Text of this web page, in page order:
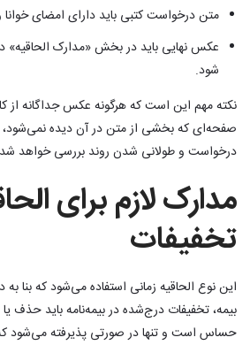
متن درخواست کتبی باید دارای امضای خوانا
عکس نهایی باید در بخش «مدارک الحاقیه»
شود.
نکته مهم این است که هرگونه عکس جداگانه از
صفحه‌ای که بخشی از متن در آن دیده
درخواست و طولانی شدن روند بررسی خواهد
مدارک لازم برای
تخفیفات
این نوع الحاقیه زمانی استفاده می‌شود که بنا
بیمه، تخفیفات درج‌شده در بیمه‌نامه باید حذف
حساس است و تنها در صورتی پذیرفته می‌شود